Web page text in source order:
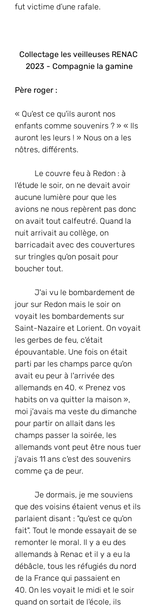
fut victime d’une rafale.
Collectage les veilleuses RENAC
2023 - Compagnie la gamine
Père roger :
« Qu'est ce qu'ils auront nos
enfants comme souvenirs ? » « Ils
auront les leurs ! » Nous on a les
nôtres, différents.
l'étude le soir, on ne devait avoir
aucune lumière pour que les
avions ne nous repèrent pas donc
on avait tout calfeutré. Quand la
nuit arrivait au collège, on
barricadait avec des couvertures
sur tringles qu'on posait pour
boucher tout.
jour sur Redon mais le soir on
voyait les bombardements sur
Saint-Nazaire et Lorient. On voyait
les gerbes de feu, c'était
épouvantable. Une fois on était
parti par les champs parce qu'on
avait eu peur à l'arrivée des
allemands en 40. « Prenez vos
habits on va quitter la maison »,
moi j'avais ma veste du dimanche
pour partir on allait dans les
champs passer la soirée, les
allemands vont peut être nous tuer
j'avais 11 ans c'est des souvenirs
comme ça de peur.
que des voisins étaient venus et ils
parlaient disant : "qu'est ce qu'on
fait". Tout le monde essayait de se
remonter le moral. Il y a eu des
allemands à Renac et il y a eu la
débâcle, tous les réfugiés du nord
de la France qui passaient en
40. On les voyait le midi et le soir
quand on sortait de l'école, ils